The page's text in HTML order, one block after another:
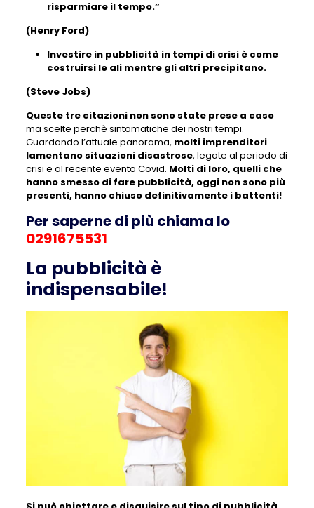
risparmiare il tempo.”
(Henry Ford)
Investire in pubblicità in tempi di crisi è come
costruirsi le ali mentre gli altri precipitano.
(Steve Jobs)
Queste tre citazioni non sono state prese a caso
ma scelte perchè sintomatiche dei nostri tempi.
Guardando l’attuale panorama, molti imprenditori
lamentano situazioni disastrose, legate al periodo di
crisi e al recente evento Covid. Molti di loro, quelli che
hanno smesso di fare pubblicità, oggi non sono più
presenti, hanno chiuso definitivamente i battenti!
Per saperne di più chiama lo
0291675531
La pubblicità è
indispensabile!